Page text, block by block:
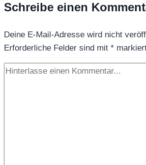
Schreibe einen
Deine E-Mail-Adresse wird nicht
Erforderliche Felder sind mit *